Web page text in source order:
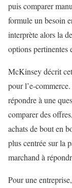
puis comparer
formule un besoin
interprète alors la
options pertinentes
McKinsey décrit
pour l’e-
répondre à une
comparer des
achats de bout en
plus centrée sur la
marchand à
Pour une